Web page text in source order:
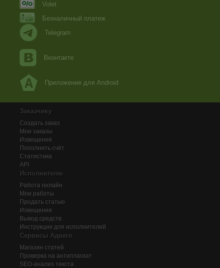
Volet
Безналичный платеж
Telegram
Вконтакте
Приложение для Android
Заказчику
Создать заказ
Мои заказы
Извещения
Пополнить счёт
Статистика
API
Исполнителю
Работа онлайн
Мои работы
Продать статью
Извещения
Вывод средств
Инструкции для исполнителей
Сервисы Адвего
Магазин статей
Проверка на антиплагиат
SEO-анализ текста